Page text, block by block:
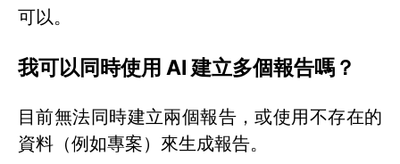
可以。
我可以同時使用 AI 建立多個報告嗎？
目前無法同時建立兩個報告，或使用不存在的
資料（例如專案）來生成報告。